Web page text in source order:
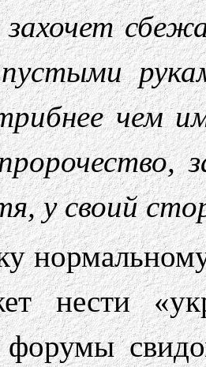
захочет
чем
у своий
нести
форумы